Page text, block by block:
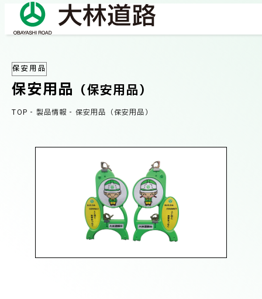
COMPANY
会社情報
社長メッセージ/企業理念
業績情報
サステナビリティ
ネットワーク
事業紹介
OUR WORKS
施工事例
技術情報
保安用品
保安用品 （保安用品）
TOP - 製品情報 - 保安用品（保安用品）